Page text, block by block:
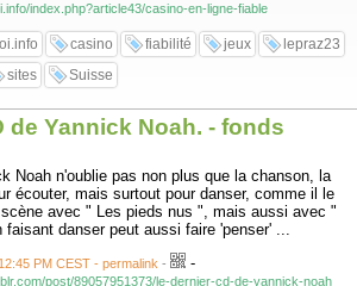
index.php?article43/casino-en-ligne-fiable
casino fiabilité jeux
lepraz23
sites Suisse
de Yannick Noah. - fonds
Noah n'oublie pas non plus que la chanson, la
écouter, mais surtout pour danser, comme il le
avec " Les pieds nus ", mais aussi avec "
danser peut aussi faire 'penser' ...
PM CEST - permalink - -
post/89057951373/le-dernier-cd-de-yannick-noah